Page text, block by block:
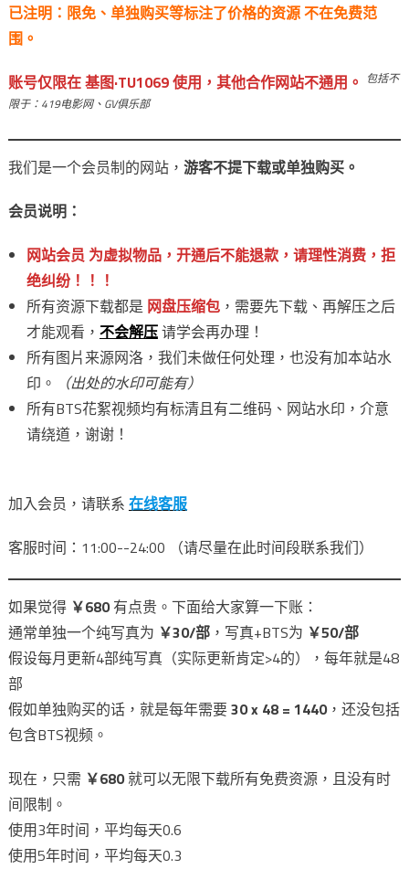
已注明：限免、单独购买等标注了价格的资源 不在免费范
围。
账号仅限在 基图·TU1069 使用，其他合作网站不通用。 包括不
限于：419电影网、GV俱乐部
我们是一个会员制的网站， 游客不提下载或单独购买。
会员说明：
网站会员 为虚拟物品，开通后不能退款，请理性消费，拒
绝纠纷！！！
所有资源下载都是 网盘压缩包，需要先下载、再解压之后
才能观看， 不会解压请学会再办理！
所有图片来源网洛，我们未做任何处理，也没有加本站水
印。
（出处的水印可能有）
所有BTS花絮视频均有标清且有二维码、网站水印，介意
请绕道，谢谢！
加入会员，请联系 在线客服
客服时间：11:00--24:00 （请尽量在此时间段联系我们）
如果觉得 ￥680有点贵。下面给大家算一下账：
通常单独一个纯写真为 ￥30/部，写真+BTS为 ￥50/部
假设每月更新4部纯写真（实际更新肯定>4的），每年就是48
部
假如单独购买的话，就是每年需要30 x 48 = 1440，还没包括
包含BTS视频。
现在，只需 ￥680就可以无限下载所有免费资源，且没有时
间限制。
使用3年时间，平均每天0.6
使用5年时间，平均每天0.3